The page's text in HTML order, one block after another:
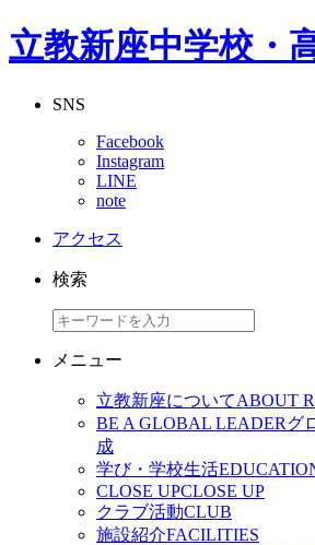
立教新座中学校・
SNS
Facebook
Instagram
LINE
note
アクセス
検索
メニュー
立教新座についてABOUT
BE A GLOBAL LEADERグ
成
学び・学校生活
CLOSE UPCLOSE UP
クラブ活動CLUB
施設紹介FACILITIES